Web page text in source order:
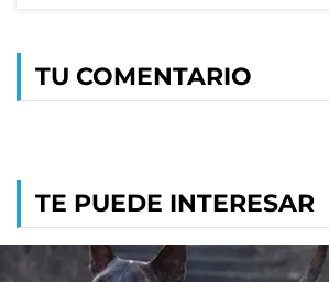
TU COMENTARIO
TE PUEDE INTERESAR